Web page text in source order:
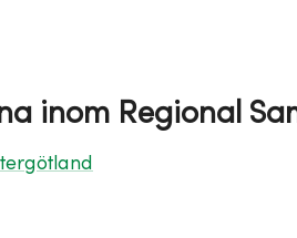
inom Regional